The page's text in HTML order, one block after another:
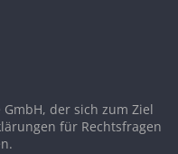
der sich zum Ziel
für Rechtsfragen